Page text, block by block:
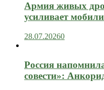
Армия живых
усиливает
28.07.20260
Россия
совести»: